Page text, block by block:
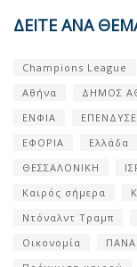
ΔΕΙΤΕ ΑΝΑ
Champions League
Αθήνα
ΔΗΜΟΣ
ΕΝΦΙΑ
ΕΦΟΡΙΑ
Ελλάδα
ΘΕΣΣΑΛΟΝΙΚΗ
Καιρός σήμερα
Ντόναλντ Τραμπ
Οικονομία